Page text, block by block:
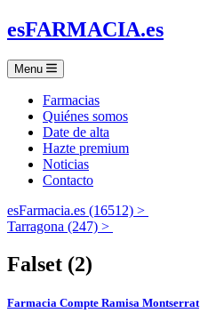
esFARMACIA.es
Menu
Farmacias
Quiénes somos
Date de alta
Hazte premium
Noticias
Contacto
esFarmacia.es (16512) >
Tarragona (247) >
Falset (2)
Farmacia Compte Ramisa Montserrat